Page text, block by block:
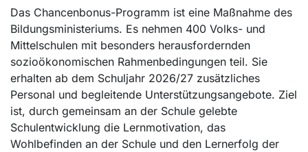
Das Chancenbonus-Programm ist eine Maßnahme des
Bildungsministeriums. Es nehmen 400 Volks- und
Mittelschulen mit besonders herausfordernden
sozioökonomischen Rahmenbedingungen teil. Sie
erhalten ab dem Schuljahr 2026/27 zusätzliches
Personal und begleitende Unterstützungsangebote. Ziel
ist, durch gemeinsam an der Schule gelebte
Schulentwicklung die Lernmotivation, das
Wohlbefinden an der Schule und den Lernerfolg der